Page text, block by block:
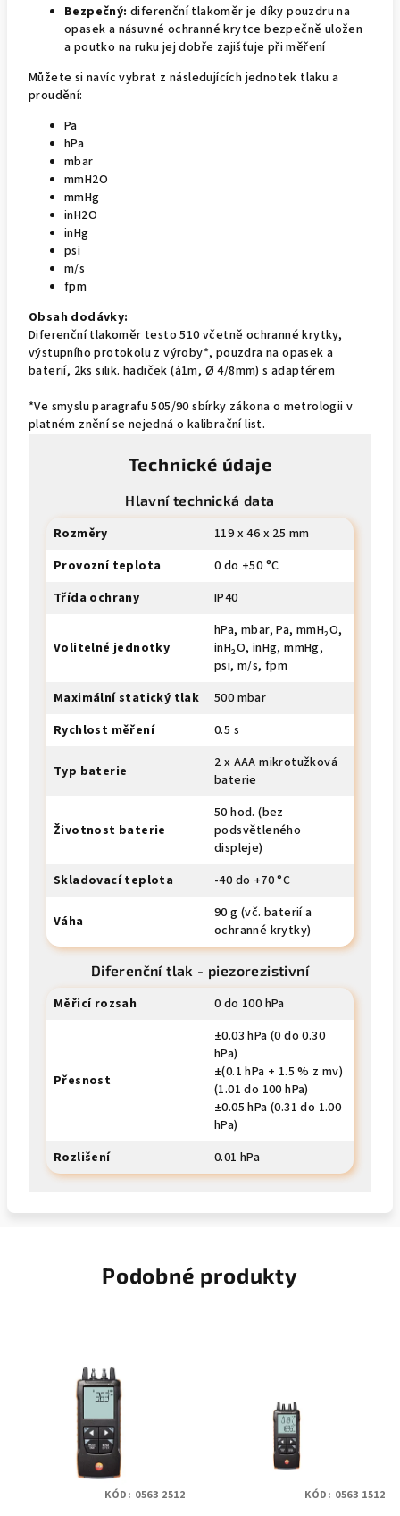
Bezpečný: diferenční tlakoměr je díky pouzdru na
opasek a násuvné ochranné krytce bezpečně uložen
a poutko na ruku jej dobře zajišťuje při měření
Můžete si navíc vybrat z následujících jednotek tlaku a
proudění:
Pa
hPa
mbar
mmH2O
mmHg
inH2O
inHg
psi
m/s
fpm
Obsah dodávky:
Diferenční tlakoměr testo 510 včetně ochranné krytky,
výstupního protokolu z výroby*, pouzdra na opasek a
baterií, 2ks silik. hadiček (á1m, Ø 4/8mm) s adaptérem
*Ve smyslu paragrafu 505/90 sbírky zákona o metrologii v
platném znění se nejedná o kalibrační list.
Technické údaje
Hlavní technická data
Rozměry
119 x 46 x 25 mm
Provozní teplota
0 do +50 °C
Třída ochrany
IP40
Volitelné jednotky
hPa, mbar, Pa, mmH₂O,
inH₂O, inHg, mmHg,
psi, m/s, fpm
Maximální statický tlak
500 mbar
Rychlost měření
0.5 s
Typ baterie
2 x AAA mikrotužková
baterie
Životnost baterie
50 hod. (bez
podsvětleného
displeje)
Skladovací teplota
-40 do +70 °C
Váha
90 g (vč. baterií a
ochranné krytky)
Diferenční tlak - piezorezistivní
Měřicí rozsah 0 do 100 hPa
Přesnost
±0.03 hPa (0 do 0.30
hPa)
±(0.1 hPa + 1.5 % z mv)
(1.01 do 100 hPa)
±0.05 hPa (0.31 do 1.00
hPa)
Rozlišení
0.01 hPa
Podobné produkty
KÓD: 0563 2512 KÓD: 0563 1512